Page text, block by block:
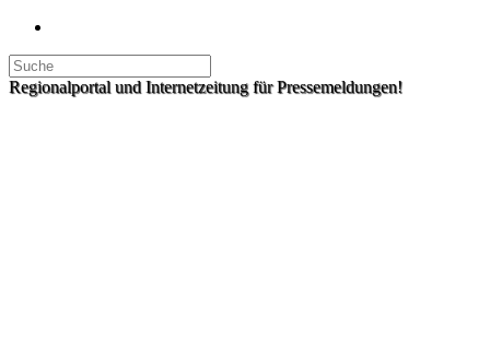
Regionalportal und Internetzeitung für Pressemeldungen!